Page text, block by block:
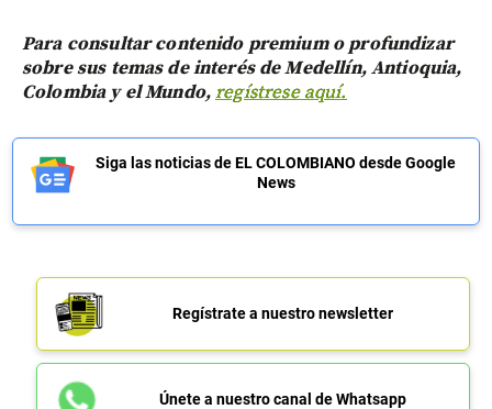
Para consultar contenido premium o profundizar
sobre sus temas de interés de Medellín, Antioquia,
Colombia y el Mundo,regístrese aquí.
Siga las noticias de EL COLOMBIANO desde Google
News
Regístrate a nuestro newsletter
Únete a nuestro canal de Whatsapp